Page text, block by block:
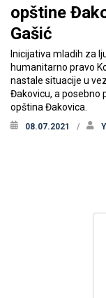
opštine
Gašić
Inicijativa mladih za
humanitarno pravo
nastale situacije u
Đakovicu, a posebno
opština Đakovica.
08.07.2021